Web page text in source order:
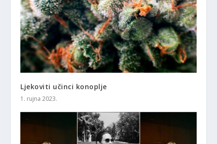
Ljekoviti učinci konoplje
1. rujna 2023.